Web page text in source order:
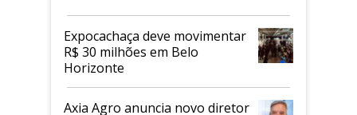
Expocachaça deve movimentar
R$ 30 milhões em Belo
Horizonte
Axia Agro anuncia novo diretor